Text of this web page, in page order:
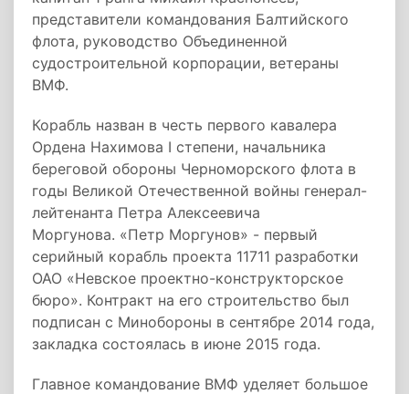
представители командования Балтийского
флота, руководство Объединенной
судостроительной корпорации, ветераны
ВМФ.
Корабль назван в честь первого кавалера
Ордена Нахимова I степени, начальника
береговой обороны Черноморского флота в
годы Великой Отечественной войны генерал-
лейтенанта Петра Алексеевича
Моргунова. «Петр Моргунов» - первый
серийный корабль проекта 11711 разработки
ОАО «Невское проектно-конструкторское
бюро». Контракт на его строительство был
подписан с Минобороны в сентябре 2014 года,
закладка состоялась в июне 2015 года.
Главное командование ВМФ уделяет большое